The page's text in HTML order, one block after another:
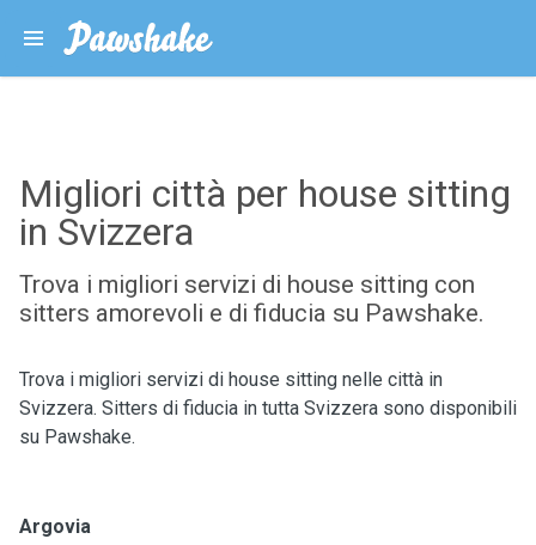
Migliori città per house sitting
in Svizzera
Trova i migliori servizi di house sitting con
sitters amorevoli e di fiducia su Pawshake.
Trova i migliori servizi di house sitting nelle città in
Svizzera. Sitters di fiducia in tutta Svizzera sono disponibili
su Pawshake.
Argovia